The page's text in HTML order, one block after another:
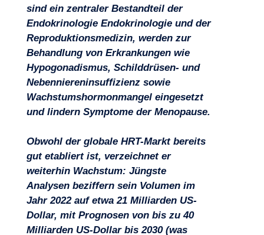
sind ein zentraler Bestandteil der
Endokrinologie Endokrinologie und der
Reproduktionsmedizin, werden zur
Behandlung von Erkrankungen wie
Hypogonadismus, Schilddrüsen- und
Nebenniereninsuffizienz sowie
Wachstumshormonmangel eingesetzt
und lindern Symptome der Menopause.
Obwohl der globale HRT-Markt bereits
gut etabliert ist, verzeichnet er
weiterhin Wachstum: Jüngste
Analysen beziffern sein Volumen im
Jahr 2022 auf etwa 21 Milliarden US-
Dollar, mit Prognosen von bis zu 40
Milliarden US-Dollar bis 2030 (was